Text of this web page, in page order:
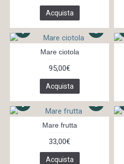
Acquista
Mare ciotola
95,00€
Acquista
Mare frutta
33,00€
Acquista